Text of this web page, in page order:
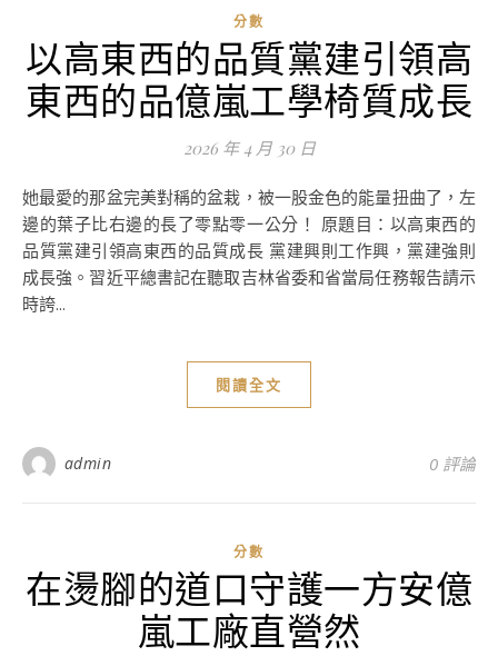
分數
以高東西的品質黨建引領高
東西的品億嵐工學椅質成長
2026 年 4 月 30 日
她最愛的那盆完美對稱的盆栽，被一股金色的能量扭曲了，左
邊的葉子比右邊的長了零點零一公分！ 原題目：以高東西的
品質黨建引領高東西的品質成長 黨建興則工作興，黨建強則
成長強。習近平總書記在聽取吉林省委和省當局任務報告請示
時誇...
閱讀全文
admin 0 評論
分數
在燙腳的道口守護一方安億
嵐工廠直營然